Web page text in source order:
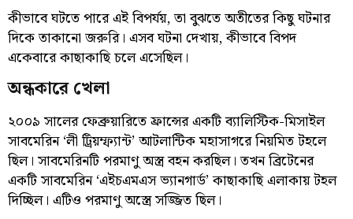
কীভাবে ঘটতে পারে এই বিপর্যয়, তা বুঝতে অতীতের কিছু ঘটনার
দিকে তাকানো জরুরি। এসব ঘটনা দেখায়, কীভাবে বিপদ
একেবারে কাছাকাছি চলে এসেছিল।
অন্ধকারে খেলা
২০০৯ সালের ফেব্রুয়ারিতে ফ্রান্সের একটি ব্যালিস্টিক-মিসাইল
সাবমেরিন ‘লী ট্রিয়ম্ফ্যান্ট’ আটলান্টিক মহাসাগরে নিয়মিত টহলে
ছিল। সাবমেরিনটি পরমাণু অস্ত্র বহন করছিল। তখন ব্রিটেনের
একটি সাবমেরিন ‘এইচএমএস ভ্যানগার্ড’ কাছাকাছি এলাকায় টহল
দিচ্ছিল। এটিও পরমাণু অস্ত্রে সজ্জিত ছিল।